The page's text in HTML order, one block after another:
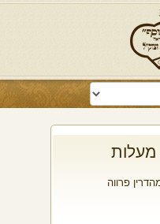
מעלות
פרווה